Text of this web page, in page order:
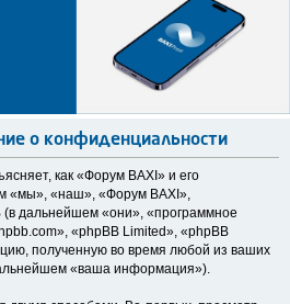
о конфиденциальности
как «Форум BAXI» и его
«мы», «наш», «Форум BAXI»,
(в дальнейшем «они», «программное
«phpBB Limited», «phpBB
полученную во время любой из ваших
«ваша информация»).